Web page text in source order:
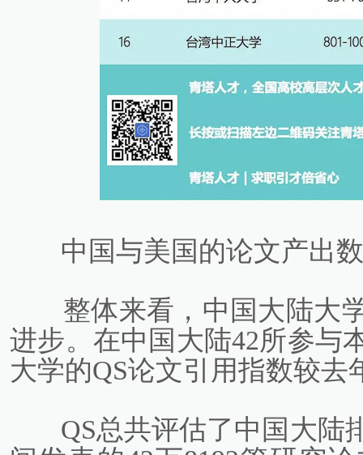
中国与美国的论文产出数
整体来看，中国大陆大
进步。在中国大陆42所参与
大学的QS论文引用指数较去
QS总共评估了中国大陆